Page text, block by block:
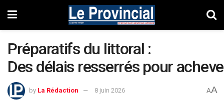
Préparatifs du littoral :
Des délais resserrés pour
by La Rédaction 8 juin 2026 AA